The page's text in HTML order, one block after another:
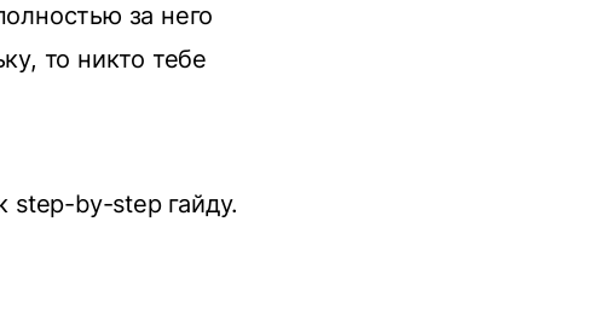
за него
то никто тебе
step-by-step гайду.